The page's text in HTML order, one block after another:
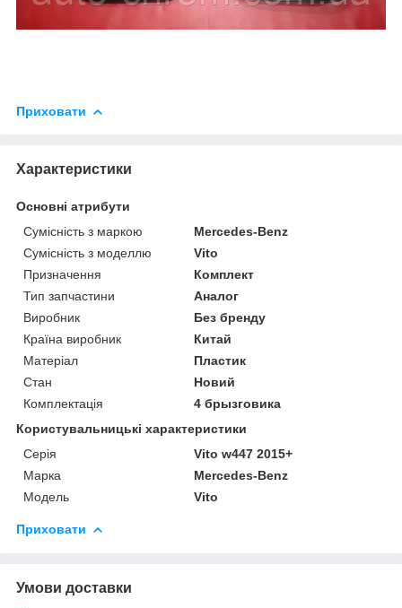
Приховати
Характеристики
Основні атрибути
Сумісність з маркою
Mercedes-Benz
Сумісність з моделлю
Vito
Призначення
Комплект
Тип запчастини
Аналог
Виробник
Без бренду
Країна виробник
Китай
Матеріал
Пластик
Стан
Новий
Комплектація
4 брызговика
Користувальницькі характеристики
Серія
Vito w447 2015+
Марка
Mercedes-Benz
Модель
Vito
Приховати
Умови доставки